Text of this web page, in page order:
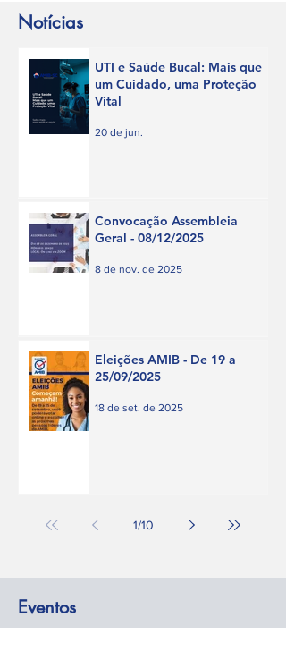
Notícias
UTI e Saúde Bucal: Mais que
um Cuidado, uma Proteção
Vital
20 de jun.
Convocação Assembleia
Geral - 08/12/2025
8 de nov. de 2025
Eleições AMIB - De 19 a
25/09/2025
18 de set. de 2025
1/10
Eventos